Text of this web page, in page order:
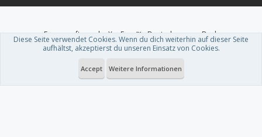
Forum software by XenForo™-Deutsch von xenDach
Theme designed byThemeHouse .
Du betrachtest gerade: Jellyfin für iPhone und iPad: Download-Funktion ist
Diese Seite verwendet Cookies. Wenn du dich weiterhin auf dieser Seite
aufhältst, akzeptierst du unseren Einsatz von Cookies.
Accept Weitere Informationen